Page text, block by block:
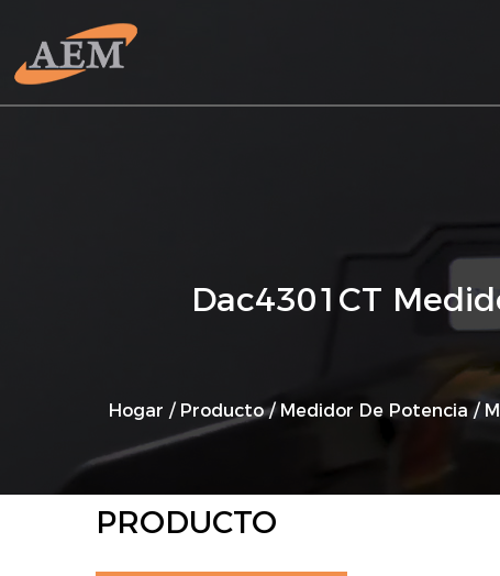
Dac4301CT
Hogar / Producto/ Medidor De Potencia/
PRODUCTO